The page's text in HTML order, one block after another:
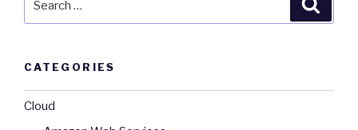
for:
CATEGORIES
Cloud